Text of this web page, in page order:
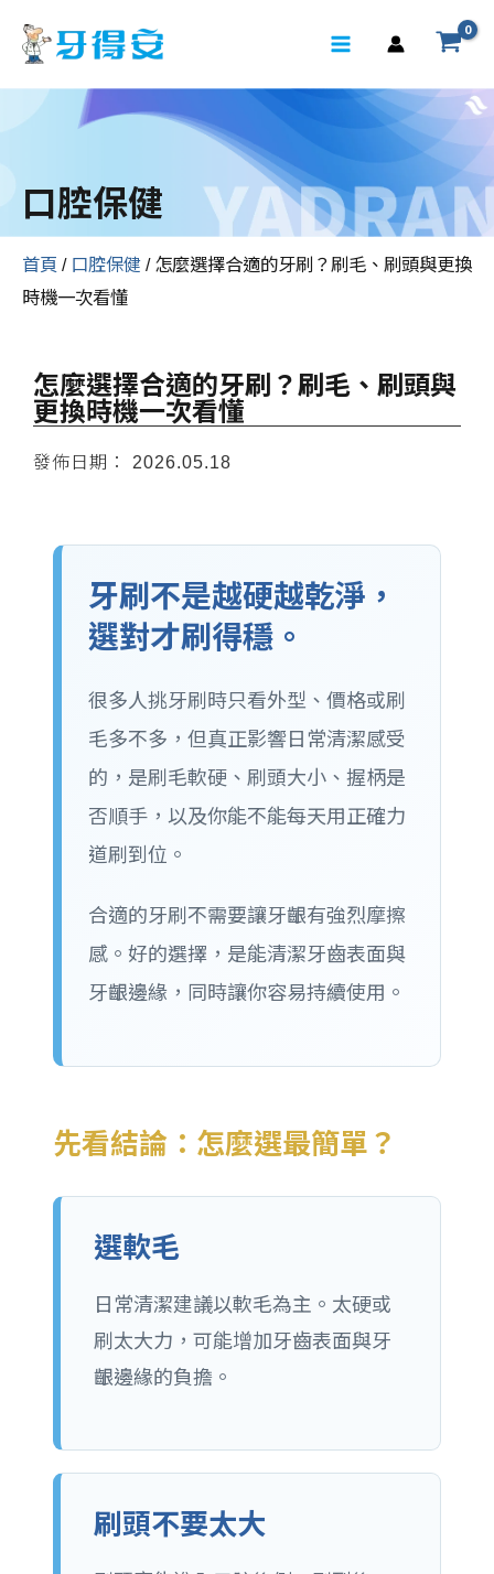
口腔保健
首頁 / 口腔保健 / 怎麼選擇合適的牙刷？刷毛、刷頭與更換
時機一次看懂
怎麼選擇合適的牙刷？刷毛、刷頭與
更換時機一次看懂
發佈日期： 2026.05.18
牙刷不是越硬越乾淨，
選對才刷得穩。
很多人挑牙刷時只看外型、價格或刷
毛多不多，但真正影響日常清潔感受
的，是刷毛軟硬、刷頭大小、握柄是
否順手，以及你能不能每天用正確力
道刷到位。
合適的牙刷不需要讓牙齦有強烈摩擦
感。好的選擇，是能清潔牙齒表面與
牙齦邊緣，同時讓你容易持續使用。
先看結論：怎麼選最簡單？
選軟毛
日常清潔建議以軟毛為主。太硬或
刷太大力，可能增加牙齒表面與牙
齦邊緣的負擔。
刷頭不要太大